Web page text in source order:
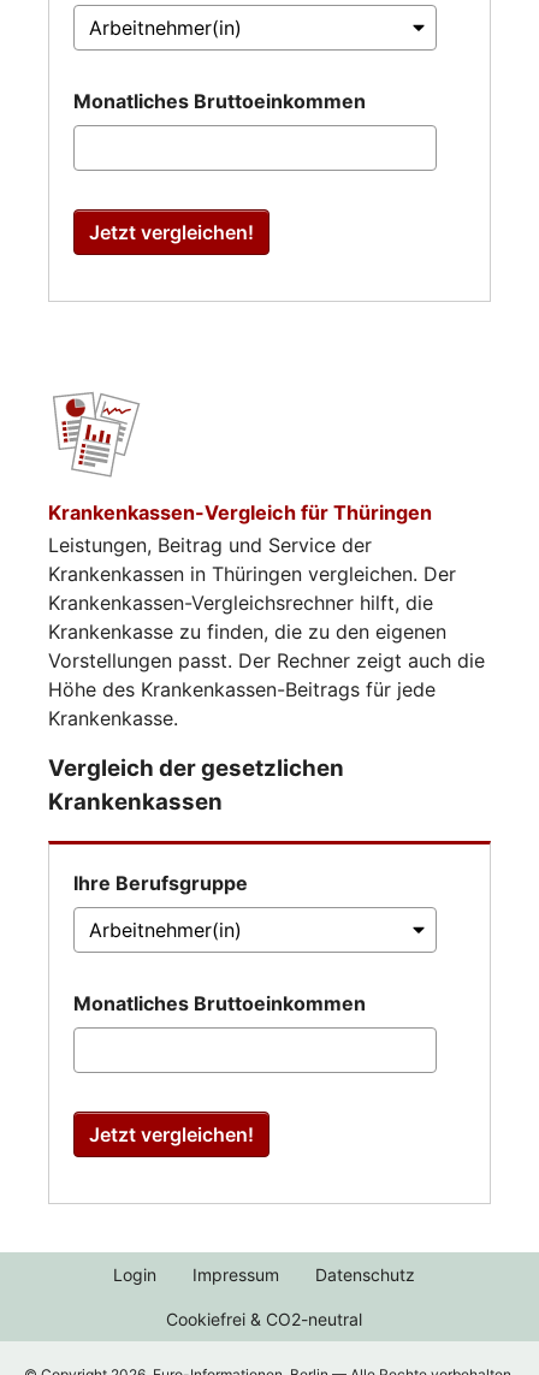
Monatliches Bruttoeinkommen
Jetzt vergleichen!
Krankenkassen-Vergleich für Thüringen
Leistungen, Beitrag und Service der
Krankenkassen in Thüringen vergleichen. Der
Krankenkassen-Vergleichsrechner hilft, die
Krankenkasse zu finden, die zu den eigenen
Vorstellungen passt. Der Rechner zeigt auch die
Höhe des Krankenkassen-Beitrags für jede
Krankenkasse.
Vergleich der gesetzlichen
Krankenkassen
Ihre Berufsgruppe
Monatliches Bruttoeinkommen
Jetzt vergleichen!
Login Impressum Datenschutz
Cookiefrei & CO2-neutral